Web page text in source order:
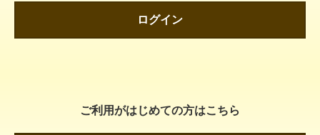
ログイン
ご利用がはじめての方はこちら